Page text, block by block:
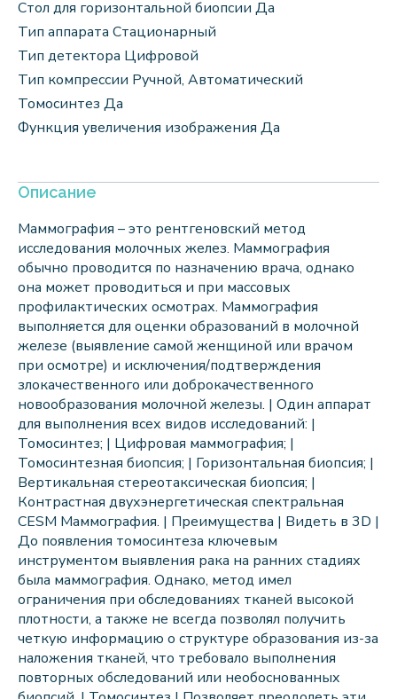
Стол для горизонтальной биопсии Да
Тип аппарата Стационарный
Тип детектора Цифровой
Тип компрессии Ручной, Автоматический
Томосинтез Да
Функция увеличения изображения Да
Описание
Маммография – это рентгеновский метод
исследования молочных желез. Маммография
обычно проводится по назначению врача, однако
она может проводиться и при массовых
профилактических осмотрах. Маммография
выполняется для оценки образований в молочной
железе (выявление самой женщиной или врачом
при осмотре) и исключения/подтверждения
злокачественного или доброкачественного
новообразования молочной железы. | Один аппарат
для выполнения всех видов исследований: |
Томосинтез; | Цифровая маммография; |
Томосинтезная биопсия; | Горизонтальная биопсия; |
Вертикальная стереотаксическая биопсия; |
Контрастная двухэнергетическая спектральная
CESM Маммография. | Преимущества | Видеть в 3D |
До появления томосинтеза ключевым
инструментом выявления рака на ранних стадиях
была маммография. Однако, метод имел
ограничения при обследованиях тканей высокой
плотности, а также не всегда позволял получить
четкую информацию о структуре образования из-за
наложения тканей, что требовало выполнения
повторных обследований или необоснованных